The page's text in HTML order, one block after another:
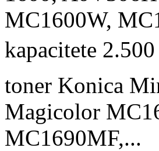
MC1600W,
kapacitete
toner Konica
Magicolor
MC1690MF,...